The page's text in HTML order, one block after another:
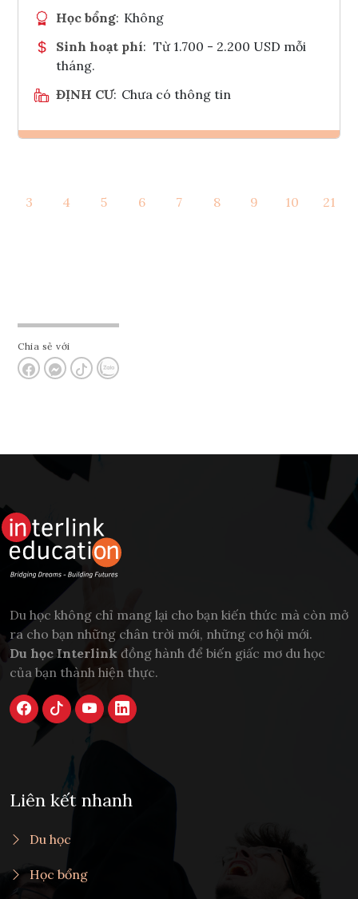
Học bổng: Không
Sinh hoạt phí: Từ 1.700 - 2.200 USD mỗi
tháng.
ĐỊNH CƯ: Chưa có thông tin
Tham vấn Interlink
3 4 5 6 7 8 9 10 21
Chia sẻ với
Du học không chỉ mang lại cho bạn kiến thức mà còn mở
ra cho bạn những chân trời mới, những cơ hội mới.
Du học Interlink đồng hành để biến giấc mơ du học
của bạn thành hiện thực.
Liên kết nhanh
Du học
Học bổng